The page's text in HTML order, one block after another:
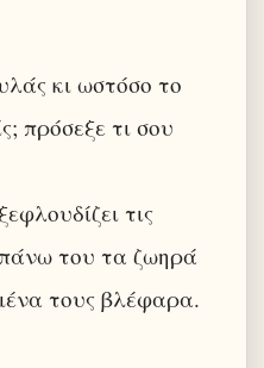
κι ωστόσο το
πρόσεξε τι σου
τις
του τα ζωηρά
τους βλέφαρα.